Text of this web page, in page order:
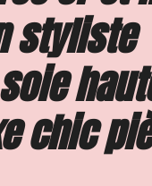
styliste
chic